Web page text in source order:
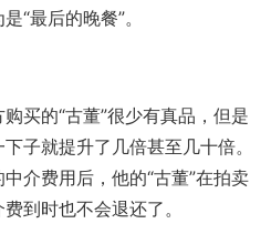
“最后的晚餐”。
买的“古董”很少有真品，但是
子就提升了几倍甚至几十倍。
介费用后，他的“古董”在拍卖
到时也不会退还了。